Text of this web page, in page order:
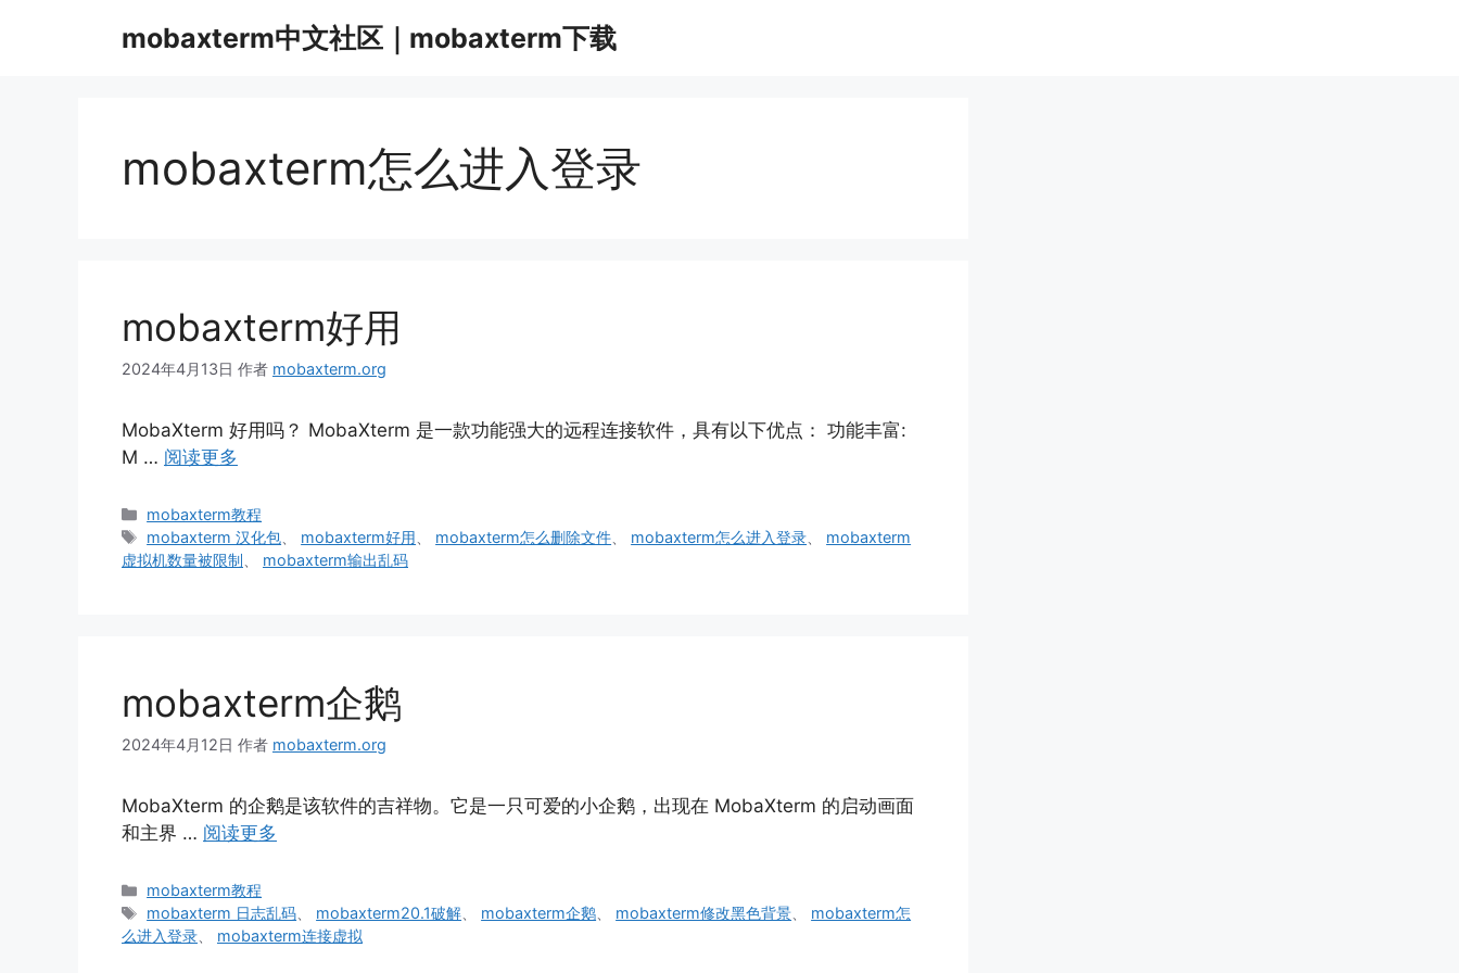
mobaxterm中文社区｜mobaxterm下载
mobaxterm怎么进入登录
mobaxterm好用
2024年4月13日 作者 mobaxterm.org
MobaXterm 好用吗？ MobaXterm 是一款功能强大的远程连接软件，具有以下优点： 功能丰富:
M … 阅读更多
分
类
mobaxterm教程
标
签
mobaxterm 汉化包 mobaxterm好用 mobaxterm怎么删除文件 mobaxterm怎么进入登录
mobaxterm
虚拟机数量被限制
mobaxterm输出乱码
mobaxterm企鹅
2024年4月12日 作者 mobaxterm.org
MobaXterm 的企鹅是该软件的吉祥物。它是一只可爱的小企鹅，出现在 MobaXterm 的启动画面
和主界 … 阅读更多
分
类
mobaxterm教程
标
签
mobaxterm 日志乱码 mobaxterm20.1破解 mobaxterm企鹅 mobaxterm修改黑色背景
mobaxterm怎
么进入登录
mobaxterm连接虚拟